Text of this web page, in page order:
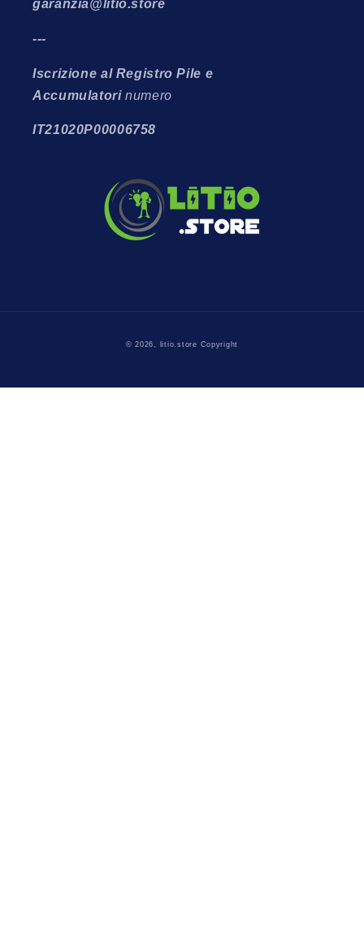
garanzia@litio.store
---
Iscrizione al Registro Pile e
Accumulatorinumero
IT21020P00006758
© 2026, litio.store Copyright